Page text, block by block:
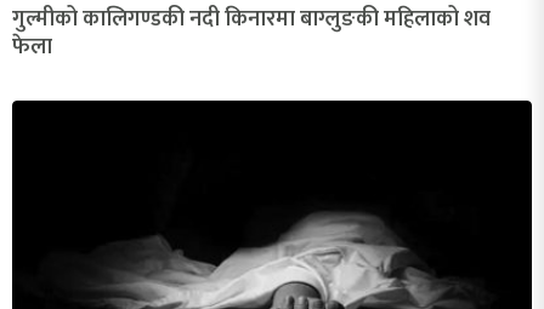
गुल्मीको कालिगण्डकी नदी किनारमा बाग्लुङकी महिलाको शव
फेला